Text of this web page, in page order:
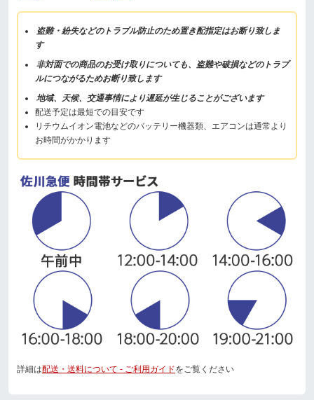
盗難・紛失などのトラブル防止のため置き配指定はお断り致しま
す
非対面での商品のお受け取りについても、盗難や破損などのトラブ
ルにつながるためお断り致します
地域、天候、交通事情により遅延が生じることがございます
配送予定は最短での目安です
リチウムイオン電池などのバッテリー機器類、エアコンは通常より
お時間がかかります
詳細は配送・送料について - ご利用ガイドをご覧ください